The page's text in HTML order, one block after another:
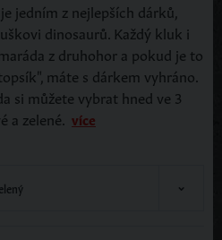
jedním z nejlepších dárků,
dinosaurů. Každý kluk i
z druhohor a pokud je to
máte s dárkem vyhráno.
si můžete vybrat hned ve 3
a zelené. více